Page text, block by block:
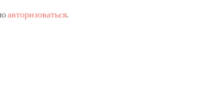
авторизоваться.